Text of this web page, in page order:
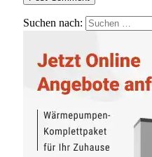
Suchen nach: